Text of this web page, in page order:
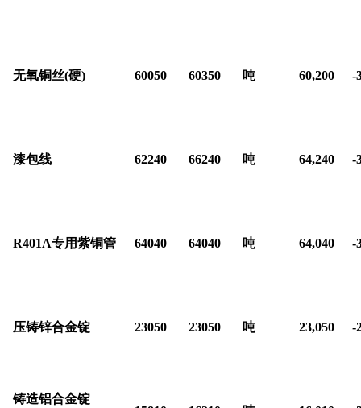
无氧铜丝(硬) 60050 60350 吨 60,200 -
漆包线 62240 66240 吨 64,240 -
R401A专用紫铜管 64040 64040 吨 64,040 -
压铸锌合金锭 23050 23050 吨 23,050 -
铸造铝合金锭